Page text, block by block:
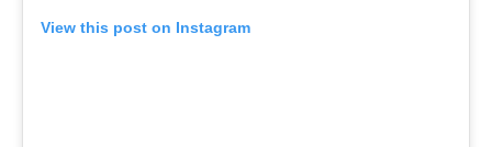
View this post on Instagram